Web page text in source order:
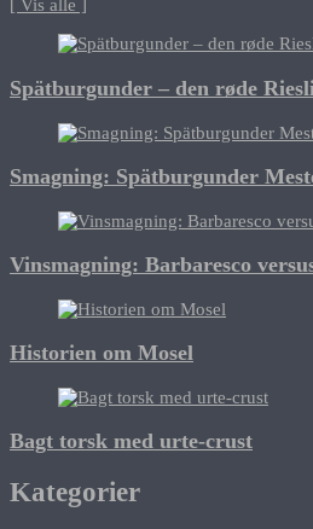
[ Vis alle ]
Spätburgunder – den røde
Smagning: Spätburgunder
Vinsmagning: Barbaresco
Historien om Mosel
Bagt torsk med urte-crust
Kategorier